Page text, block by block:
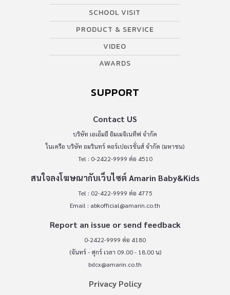
SCHOOL VISIT
PRODUCT & SERVICE
VIDEO
AWARDS
SUPPORT
Contact US
บริษัท เอเอ็มอี อิมเมจิเนทีฟ จำกัด
ในเครือ บริษัท อมรินทร์ คอร์เปอเรชั่นส์ จำกัด (มหาชน)
Tel : 0-2422-9999 ต่อ 4510
สนใจลงโฆษณากับเว็บไซต์ Amarin Baby&Kids
Tel : 02-422-9999 ต่อ 4775
Email : abkofficial@amarin.co.th
Report an issue or send feedback
0-2422-9999 ต่อ 4180
(จันทร์ - ศุกร์ เวลา 09.00 - 18.00 น)
bdcx@amarin.co.th
Privacy Policy